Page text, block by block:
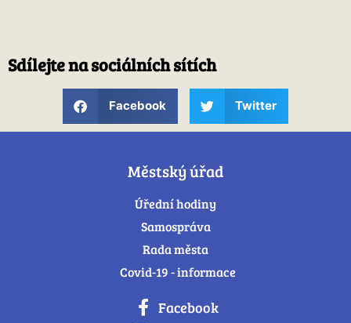
Sdílejte na sociálních sítích
Facebook Twitter
Městský úřad
Úřední hodiny
Samospráva
Rada města
Covid-19 - informace
Facebook